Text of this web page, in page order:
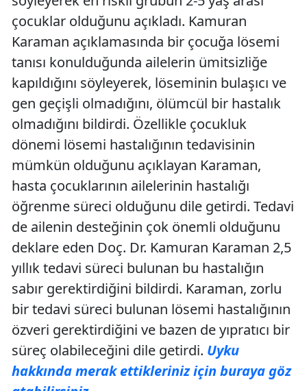
çocuklar olduğunu açıkladı. Kamuran
Karaman açıklamasında bir çocuğa lösemi
tanısı konulduğunda ailelerin ümitsizliğe
kapıldığını söyleyerek, löseminin bulaşıcı ve
gen geçişli olmadığını, ölümcül bir hastalık
olmadığını bildirdi. Özellikle çocukluk
dönemi lösemi hastalığının tedavisinin
mümkün olduğunu açıklayan Karaman,
hasta çocuklarının ailelerinin hastalığı
öğrenme süreci olduğunu dile getirdi. Tedavi
de ailenin desteğinin çok önemli olduğunu
deklare eden Doç. Dr. Kamuran Karaman 2,5
yıllık tedavi süreci bulunan bu hastalığın
sabır gerektirdiğini bildirdi. Karaman, zorlu
bir tedavi süreci bulunan lösemi hastalığının
özveri gerektirdiğini ve bazen de yıpratıcı bir
süreç olabileceğini dile getirdi. Uyku
hakkında merak ettikleriniz için buraya göz